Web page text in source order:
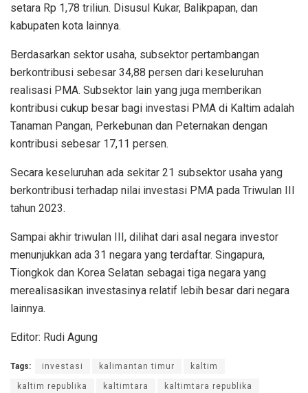
setara Rp 1,78 triliun. Disusul Kukar, Balikpapan, dan
kabupaten kota lainnya.
Berdasarkan sektor usaha, subsektor pertambangan
berkontribusi sebesar 34,88 persen dari keseluruhan
realisasi PMA. Subsektor lain yang juga memberikan
kontribusi cukup besar bagi investasi PMA di Kaltim adalah
Tanaman Pangan, Perkebunan dan Peternakan dengan
kontribusi sebesar 17,11 persen.
Secara keseluruhan ada sekitar 21 subsektor usaha yang
berkontribusi terhadap nilai investasi PMA pada Triwulan III
tahun 2023.
Sampai akhir triwulan III, dilihat dari asal negara investor
menunjukkan ada 31 negara yang terdaftar. Singapura,
Tiongkok dan Korea Selatan sebagai tiga negara yang
merealisasikan investasinya relatif lebih besar dari negara
lainnya.
Editor: Rudi Agung
Tags: investasi kalimantan timur kaltim
kaltim republika kaltimtara kaltimtara republika